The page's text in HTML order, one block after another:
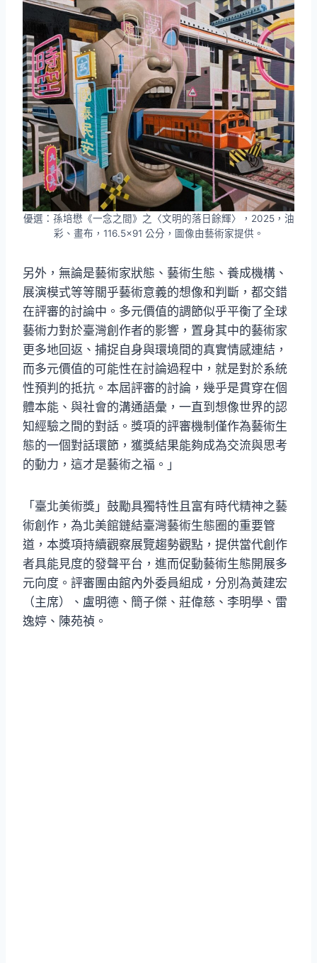
優選：孫培懋《一念之間》之〈文明的落日餘輝〉，2025，油
彩、畫布，116.5×91 公分，圖像由藝術家提供。
另外，無論是藝術家狀態、藝術生態、養成機構、
展演模式等等關乎藝術意義的想像和判斷，都交錯
在評審的討論中。多元價值的調節似乎平衡了全球
藝術力對於臺灣創作者的影響，置身其中的藝術家
更多地回返、捕捉自身與環境間的真實情感連結，
而多元價值的可能性在討論過程中，就是對於系統
性預判的抵抗。本屆評審的討論，幾乎是貫穿在個
體本能、與社會的溝通語彙，一直到想像世界的認
知經驗之間的對話。獎項的評審機制僅作為藝術生
態的一個對話環節，獲獎結果能夠成為交流與思考
的動力，這才是藝術之福。」
「臺北美術獎」鼓勵具獨特性且富有時代精神之藝
術創作，為北美館鏈結臺灣藝術生態圈的重要管
道，本獎項持續觀察展覽趨勢觀點，提供當代創作
者具能見度的發聲平台，進而促動藝術生態開展多
元向度。評審團由館內外委員組成，分別為黃建宏
（主席）、盧明德、簡子傑、莊偉慈、李明學、雷
逸婷、陳苑禎。